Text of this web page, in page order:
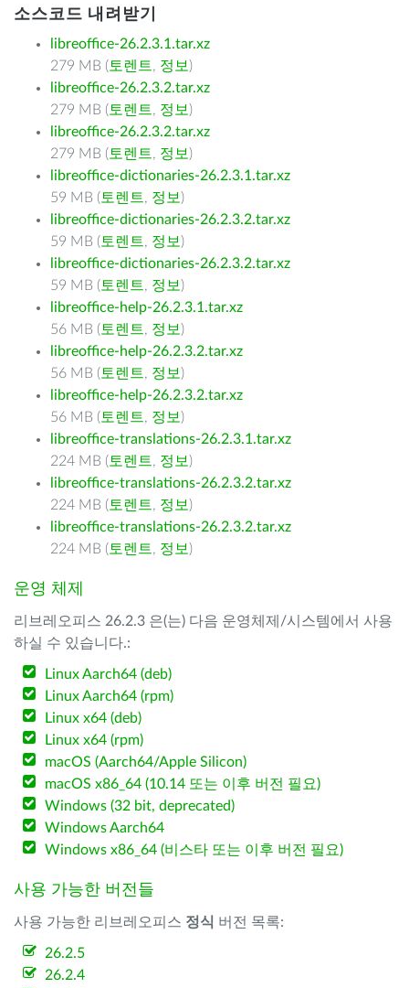
소스코드 내려받기
libreoffice-26.2.3.1.tar.xz
279 MB ( 토렌트, 정보 )
libreoffice-26.2.3.2.tar.xz
279 MB ( 토렌트, 정보 )
libreoffice-26.2.3.2.tar.xz
279 MB ( 토렌트, 정보 )
libreoffice-dictionaries-26.2.3.1.tar.xz
59 MB ( 토렌트, 정보 )
libreoffice-dictionaries-26.2.3.2.tar.xz
59 MB ( 토렌트, 정보 )
libreoffice-dictionaries-26.2.3.2.tar.xz
59 MB ( 토렌트, 정보 )
libreoffice-help-26.2.3.1.tar.xz
56 MB ( 토렌트, 정보 )
libreoffice-help-26.2.3.2.tar.xz
56 MB ( 토렌트, 정보 )
libreoffice-help-26.2.3.2.tar.xz
56 MB ( 토렌트, 정보 )
libreoffice-translations-26.2.3.1.tar.xz
224 MB ( 토렌트, 정보 )
libreoffice-translations-26.2.3.2.tar.xz
224 MB ( 토렌트, 정보 )
libreoffice-translations-26.2.3.2.tar.xz
224 MB ( 토렌트, 정보 )
운영 체제
리브레오피스 26.2.3 은(는) 다음 운영체제/시스템에서 사용
하실 수 있습니다.:
Linux Aarch64 (deb)
Linux Aarch64 (rpm)
Linux x64 (deb)
Linux x64 (rpm)
macOS (Aarch64/Apple Silicon)
macOS x86_64 (10.14 또는 이후 버전 필요)
Windows (32 bit, deprecated)
Windows Aarch64
Windows x86_64 (비스타 또는 이후 버전 필요)
사용 가능한 버전들
사용 가능한 리브레오피스 정식 버전 목록:
26.2.5
26.2.4